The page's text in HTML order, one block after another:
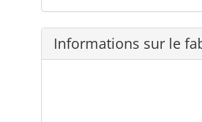
Informations sur le